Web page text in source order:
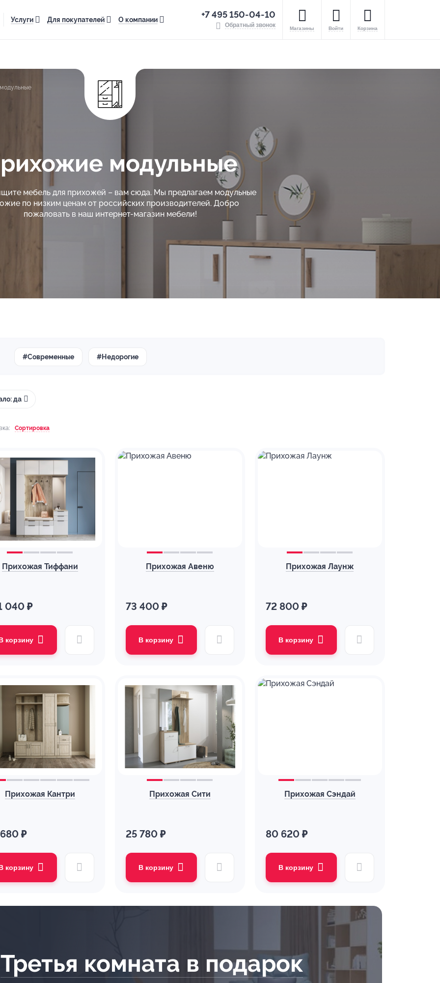
Услуги Для покупателей О компании +7 495 150-04-10
Обратный звонок Магазины Войти Корзина
модульные
мебель для прихожей – вам сюда. Мы предлагаем модульные
по низким ценам от российских производителей. Добро
пожаловать в наш интернет-магазин мебели!
#Современные #Недорогие
да
Сортировка
Прихожая Тиффани
040 ₽
корзину
Прихожая Авеню
73 400 ₽
В корзину
Прихожая Лаунж
72 800 ₽
В корзину
Прихожая Кантри
₽
корзину
Прихожая Сити
25 780 ₽
В корзину
Прихожая Сэндай
80 620 ₽
В корзину
Третья комната в подарок